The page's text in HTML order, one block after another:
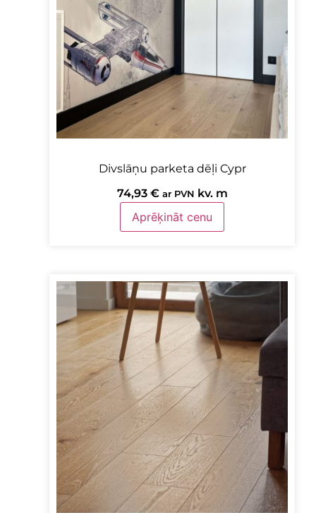
Divslāņu parketa dēļi Cypr
74,93 € ar PVN kv. m
Aprēķināt cenu